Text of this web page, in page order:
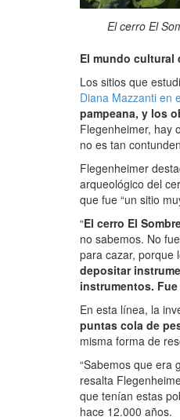
El cerro El
El mundo cultural
Los sitios que
Diana Mazzanti en
pampeana, y los
Flegenheimer, hay
no es tan
Flegenheimer
arqueológico del
que fue “un sitio
“El cerro El
no sabemos. No
para cazar, porque
depositar
instrumentos.
En esta línea, la
puntas cola de
misma forma de
“Sabemos que era
resalta
que tenían estas
hace 12.000 años.